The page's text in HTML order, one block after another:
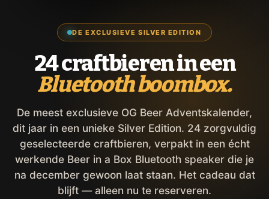
DE EXCLUSIEVE SILVER EDITION
24 craftbieren in een
Bluetooth boombox.
De meest exclusieve OG Beer Adventskalender,
dit jaar in een unieke Silver Edition. 24 zorgvuldig
geselecteerde craftbieren, verpakt in een écht
werkende Beer in a Box Bluetooth speaker die je
na december gewoon laat staan. Het cadeau dat
blijft — alleen nu te reserveren.